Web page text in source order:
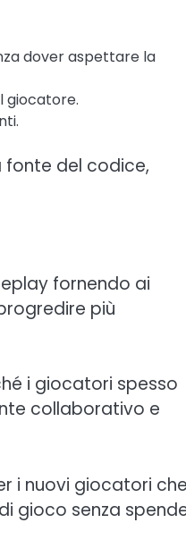
dover aspettare la
giocatore.
fonte del codice,
fornendo ai
più
i giocatori spesso
collaborativo e
i nuovi giocatori
gioco senza